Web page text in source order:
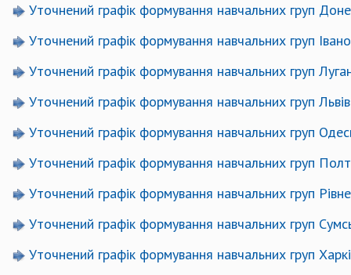
Уточнений графік формування навчальних груп
Уточнений графік формування навчальних груп
Уточнений графік формування навчальних груп
Уточнений графік формування навчальних груп
Уточнений графік формування навчальних груп
Уточнений графік формування навчальних груп
Уточнений графік формування навчальних груп
Уточнений графік формування навчальних груп
Уточнений графік формування навчальних груп